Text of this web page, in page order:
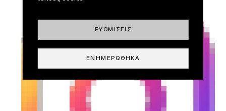
ΡΥΘΜΊΣΕΙΣ
ΕΝΗΜΕΡΏΘΗΚΑ